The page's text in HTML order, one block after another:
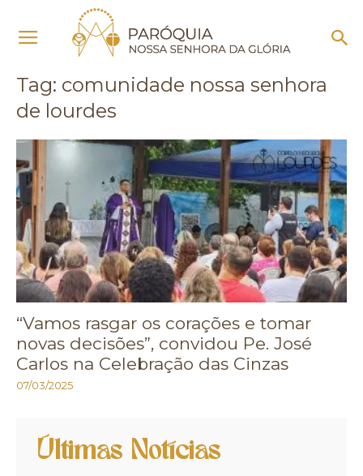
Comunidade nossa senhora de lourdes
Tag: comunidade nossa senhora
de lourdes
“Vamos rasgar os corações e tomar
novas decisões”, convidou Pe. José
Carlos na Celebração das Cinzas
07/03/2025
Últimas Notícias